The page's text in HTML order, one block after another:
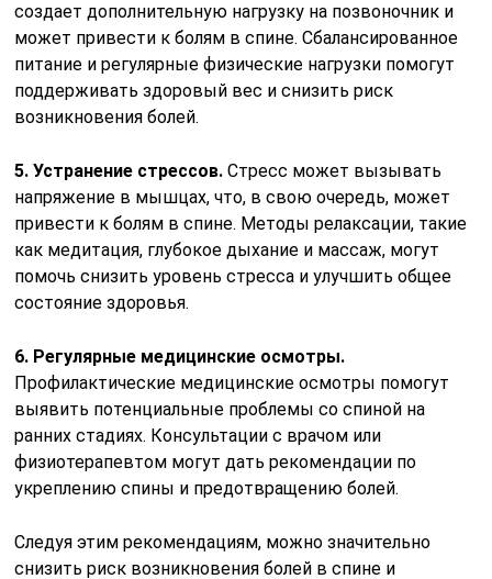
создает дополнительную нагрузку на позвоночник и
может привести к болям в спине. Сбалансированное
питание и регулярные физические нагрузки помогут
поддерживать здоровый вес и снизить риск
возникновения болей.
5. Устранение стрессов. Стресс может вызывать
напряжение в мышцах, что, в свою очередь, может
привести к болям в спине. Методы релаксации, такие
как медитация, глубокое дыхание и массаж, могут
помочь снизить уровень стресса и улучшить общее
состояние здоровья.
6. Регулярные медицинские осмотры.
Профилактические медицинские осмотры помогут
выявить потенциальные проблемы со спиной на
ранних стадиях. Консультации с врачом или
физиотерапевтом могут дать рекомендации по
укреплению спины и предотвращению болей.
Следуя этим рекомендациям, можно значительно
снизить риск возникновения болей в спине и